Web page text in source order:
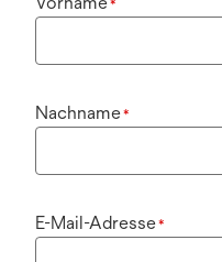
*
Nachname*
E-Mail-Adresse*